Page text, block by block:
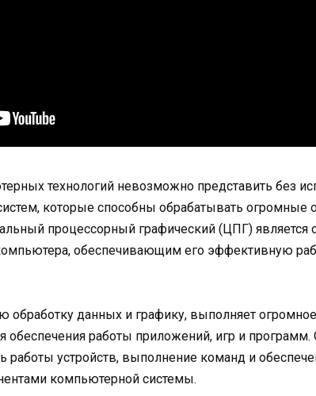
технологий невозможно представить без
которые способны обрабатывать
процессорный графический (ЦПГ) является
обеспечивающим его эффективную
обработку данных и графику, выполняет
работы приложений, игр и программ.
работы устройств, выполнение команд и
компьютерной системы.